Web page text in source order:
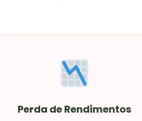
Perda de Rendimentos